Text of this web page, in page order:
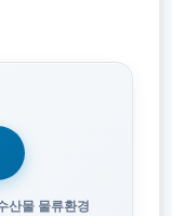
산물 물류환경